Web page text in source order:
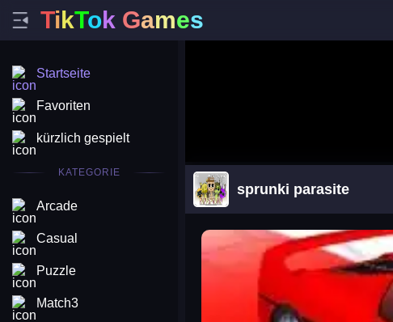
TikTok Games
Startseite
Favoriten
kürzlich gespielt
KATEGORIE
Arcade
Casual
Puzzle
Match3
sprunki parasite
arena king